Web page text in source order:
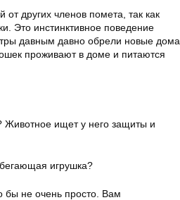
других членов помета, так как
Это инстинктивное поведение
давным давно обрели новые дома.
проживают в доме и питаются
Животное ищет у него защиты и
игрушка?
бы не очень просто. Вам